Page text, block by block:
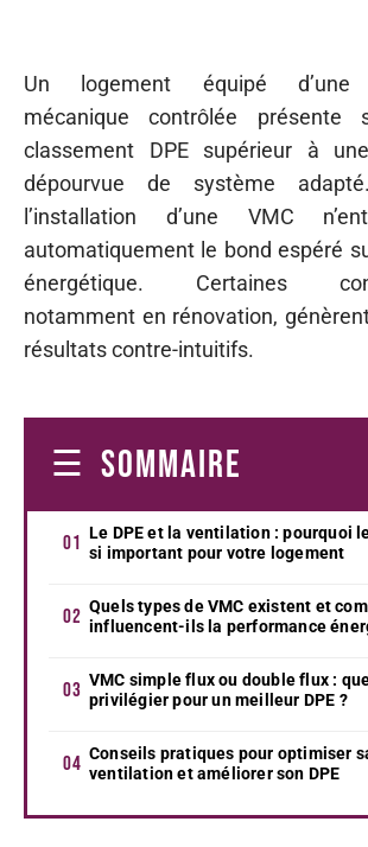
Un logement équipé d’une
mécanique contrôlée présente
classement DPE supérieur à
dépourvue de système
l’installation d’une VMC
automatiquement le bond espéré
énergétique. Certaines
notamment en rénovation,
résultats contre-intuitifs.
SOMMAIRE
Le DPE et la ventilation : pourquoi
si important pour votre logement
Quels types de VMC existent et
influencent-ils la performance
VMC simple flux ou double flux :
privilégier pour un meilleur DPE ?
Conseils pratiques pour optimiser
ventilation et améliorer son DPE